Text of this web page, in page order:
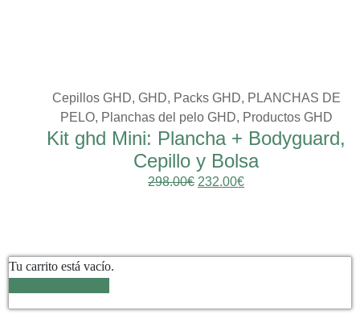
Cepillos GHD, GHD, Packs GHD, PLANCHAS DE
PELO, Planchas del pelo GHD, Productos GHD
Kit ghd Mini: Plancha + Bodyguard,
Cepillo y Bolsa
298.00€ 232.00€
Tu carrito está vacío.